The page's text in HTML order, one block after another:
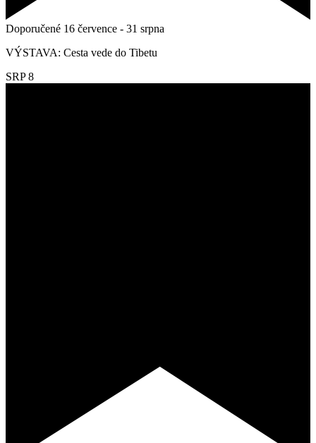
Doporučené 16 července - 31 srpna
VÝSTAVA: Cesta vede do Tibetu
SRP8